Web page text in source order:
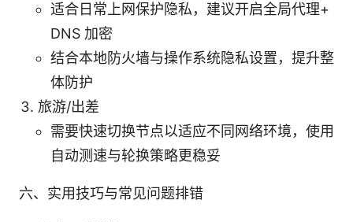
适合日常上网保护隐私，建议开启全局代理+
DNS 加密
结合本地防火墙与操作系统隐私设置，提升整
体防护
旅游/出差
需要快速切换节点以适应不同网络环境，使用
自动测速与轮换策略更稳妥
六、实用技巧与常见问题排错